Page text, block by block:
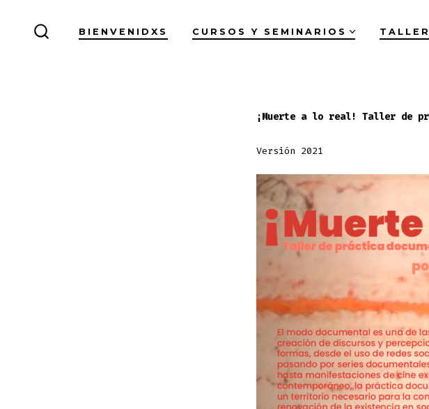
BIENVENIDXS CURSOS Y SEMINARIOS
¡Muerte a lo real! Taller de
Versión 2021